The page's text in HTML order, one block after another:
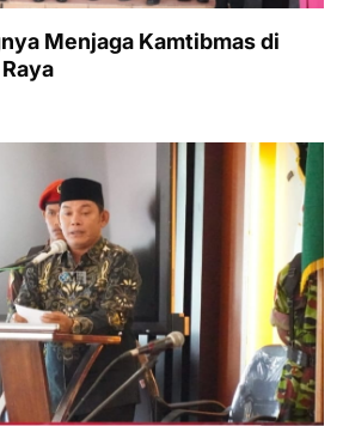
Menjaga Kamtibmas di